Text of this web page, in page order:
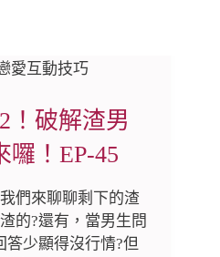
愛互動技巧
！破解渣男
囉！EP-45
們來聊聊剩下的渣
的?還有，當男生問
答少顯得沒行情?但